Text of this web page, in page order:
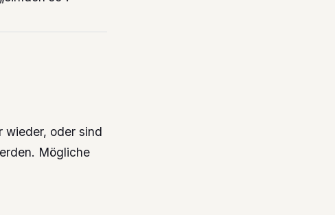
wieder, oder sind
Mögliche